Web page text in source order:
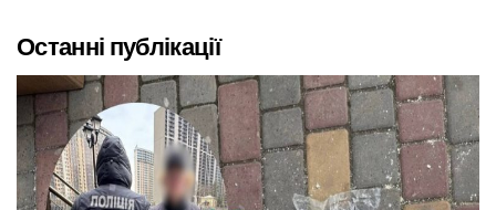
Останні публікації